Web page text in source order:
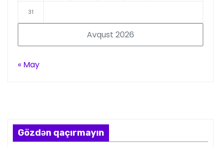
Avqust 2026
31
« May
Gözdən qaçırmayın